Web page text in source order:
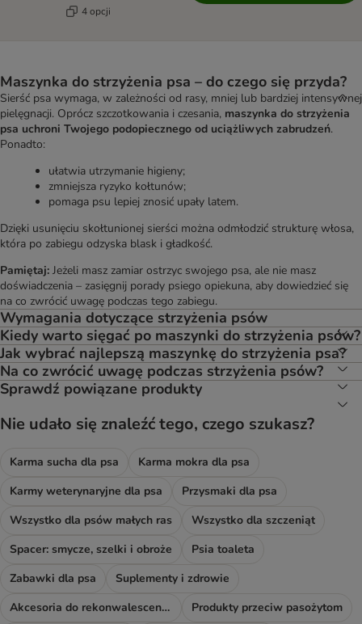
4 opcji
Maszynka do strzyżenia psa – do czego się przyda?
Sierść psa wymaga, w zależności od rasy, mniej lub bardziej intensywnej
pielęgnacji. Oprócz szczotkowania i czesania, maszynka do strzyżenia
psa uchroni Twojego podopiecznego od uciążliwych zabrudzeń.
Ponadto:
ułatwia utrzymanie higieny;
zmniejsza ryzyko kołtunów;
pomaga psu lepiej znosić upały latem.
Dzięki usunięciu skołtunionej sierści można odmłodzić strukturę włosa,
która po zabiegu odzyska blask i gładkość.
Pamiętaj: Jeżeli masz zamiar ostrzyc swojego psa, ale nie masz
doświadczenia – zasięgnij porady psiego opiekuna, aby dowiedzieć się
na co zwrócić uwagę podczas tego zabiegu.
Wymagania dotyczące strzyżenia psów
Kiedy warto sięgać po maszynki do strzyżenia psów?
Jak wybrać najlepszą maszynkę do strzyżenia psa?
Na co zwrócić uwagę podczas strzyżenia psów?
Sprawdź powiązane produkty
Nie udało się znaleźć tego, czego szukasz?
Karma sucha dla psa
Karma mokra dla psa
Karmy weterynaryjne dla psa
Przysmaki dla psa
Wszystko dla psów małych ras
Wszystko dla szczeniąt
Spacer: smycze, szelki i obroże
Psia toaleta
Zabawki dla psa
Suplementy i zdrowie
Akcesoria do rekonwalescencji
Produkty przeciw pasożytom